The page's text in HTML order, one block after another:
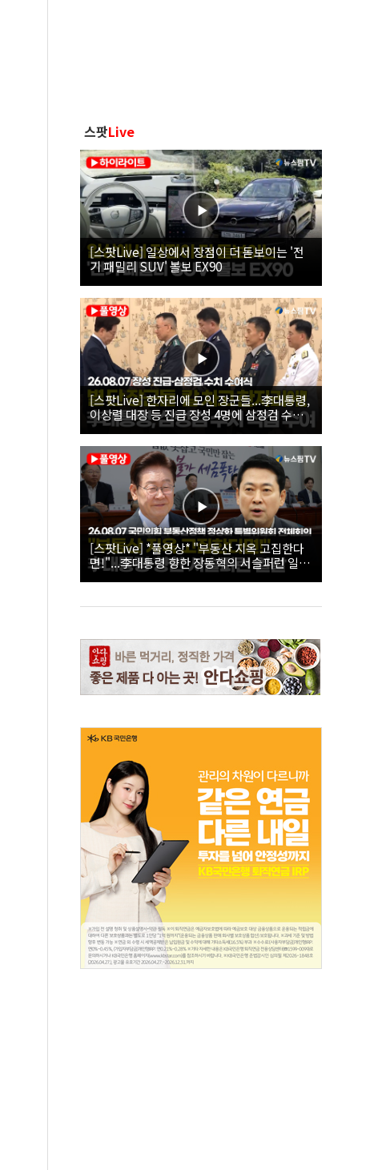
스팟Live
[스팟Live] 일상에서 장점이 더 돋보이는 '전
기 패밀리 SUV' 볼보 EX90
[스팟Live] 한자리에 모인 장군들...李대통령,
이상렬 대장 등 진급 장성 4명에 삼정검 수치
직접 수여｜26.08.07 장성 진급·삼정검 수치
수여식
[스팟Live] *풀영상* "부동산 지옥 고집한다
면!"...李대통령 향한 장동혁의 서슬퍼런 일갈
| 26.08.07 국민의힘 부동산정책 정상화 특별